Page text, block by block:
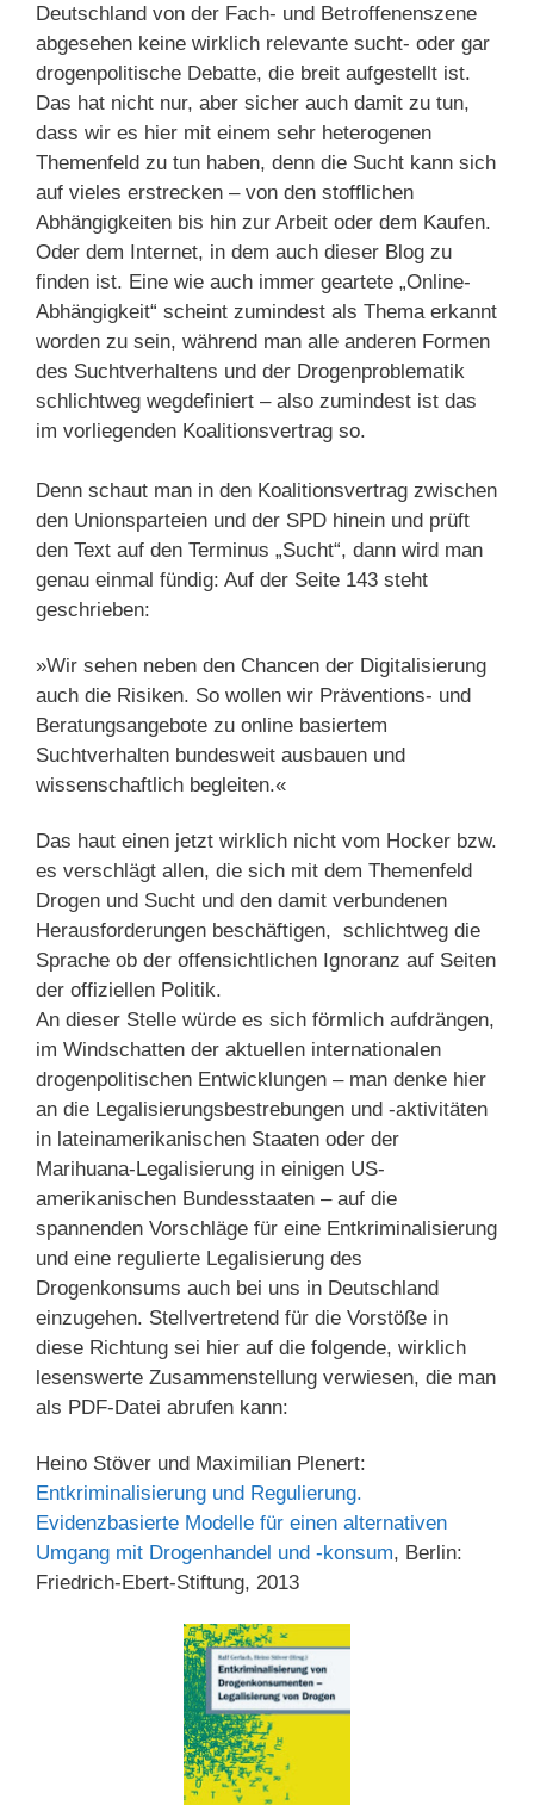
Deutschland von der Fach- und Betroffenenszene
abgesehen keine wirklich relevante sucht- oder gar
drogenpolitische Debatte, die breit aufgestellt ist.
Das hat nicht nur, aber sicher auch damit zu tun,
dass wir es hier mit einem sehr heterogenen
Themenfeld zu tun haben, denn die Sucht kann sich
auf vieles erstrecken – von den stofflichen
Abhängigkeiten bis hin zur Arbeit oder dem Kaufen.
Oder dem Internet, in dem auch dieser Blog zu
finden ist. Eine wie auch immer geartete „Online-
Abhängigkeit“ scheint zumindest als Thema erkannt
worden zu sein, während man alle anderen Formen
des Suchtverhaltens und der Drogenproblematik
schlichtweg wegdefiniert – also zumindest ist das
im vorliegenden Koalitionsvertrag so.
Denn schaut man in den Koalitionsvertrag zwischen
den Unionsparteien und der SPD hinein und prüft
den Text auf den Terminus „Sucht“, dann wird man
genau einmal fündig: Auf der Seite 143 steht
geschrieben:
»Wir sehen neben den Chancen der Digitalisierung
auch die Risiken. So wollen wir Präventions- und
Beratungsangebote zu online basiertem
Suchtverhalten bundesweit ausbauen und
wissenschaftlich begleiten.«
Das haut einen jetzt wirklich nicht vom Hocker bzw.
es verschlägt allen, die sich mit dem Themenfeld
Drogen und Sucht und den damit verbundenen
Herausforderungen beschäftigen, schlichtweg die
Sprache ob der offensichtlichen Ignoranz auf Seiten
der offiziellen Politik.
An dieser Stelle würde es sich förmlich aufdrängen,
im Windschatten der aktuellen internationalen
drogenpolitischen Entwicklungen – man denke hier
an die Legalisierungsbestrebungen und -aktivitäten
in lateinamerikanischen Staaten oder der
Marihuana-Legalisierung in einigen US-
amerikanischen Bundesstaaten – auf die
spannenden Vorschläge für eine Entkriminalisierung
und eine regulierte Legalisierung des
Drogenkonsums auch bei uns in Deutschland
einzugehen. Stellvertretend für die Vorstöße in
diese Richtung sei hier auf die folgende, wirklich
lesenswerte Zusammenstellung verwiesen, die man
als PDF-Datei abrufen kann:
Heino Stöver und Maximilian Plenert:
Entkriminalisierung und Regulierung.
Evidenzbasierte Modelle für einen alternativen
Umgang mit Drogenhandel und -konsum, Berlin:
Friedrich-Ebert-Stiftung, 2013